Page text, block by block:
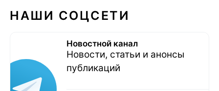
НАШИ СОЦСЕТИ
Новостной канал
Новости, статьи и анонсы
публикаций